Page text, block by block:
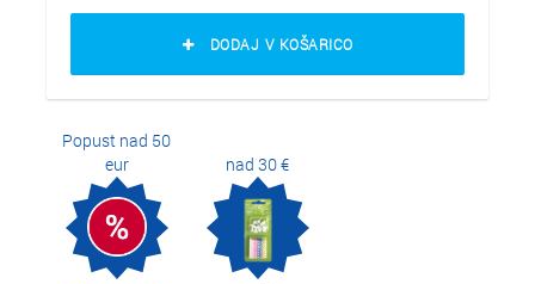
DODAJ V KOŠARICO
Popust nad 50
eur
nad 30 €